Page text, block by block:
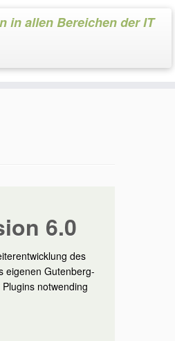
in allen Bereichen der IT
6.0
des
eigenen Gutenberg-
notwending